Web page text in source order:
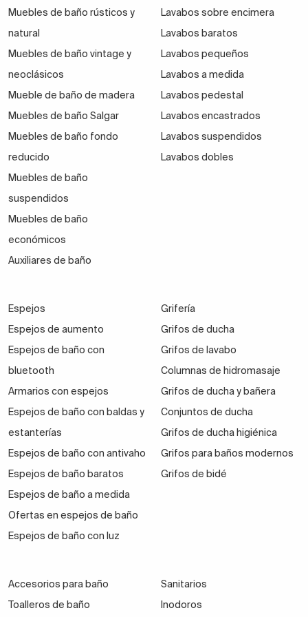
Muebles de baño rústicos y
natural
Muebles de baño vintage y
neoclásicos
Mueble de baño de madera
Muebles de baño Salgar
Muebles de baño fondo
reducido
Muebles de baño
suspendidos
Muebles de baño
económicos
Auxiliares de baño
Lavabos sobre encimera
Lavabos baratos
Lavabos pequeños
Lavabos a medida
Lavabos pedestal
Lavabos encastrados
Lavabos suspendidos
Lavabos dobles
Espejos
Espejos de aumento
Espejos de baño con
bluetooth
Armarios con espejos
Espejos de baño con baldas y
estanterías
Espejos de baño con antivaho
Espejos de baño baratos
Espejos de baño a medida
Ofertas en espejos de baño
Espejos de baño con luz
Grifería
Grifos de ducha
Grifos de lavabo
Columnas de hidromasaje
Grifos de ducha y bañera
Conjuntos de ducha
Grifos de ducha higiénica
Grifos para baños modernos
Grifos de bidé
Accesorios para baño
Toalleros de baño
Sanitarios
Inodoros